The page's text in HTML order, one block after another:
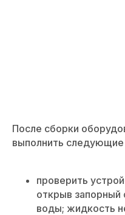
После сборки
выполнить
проверить
открыв запорный
воды; жидкость